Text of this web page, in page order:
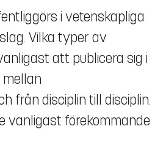
i vetenskapliga
Vilka typer av
att publicera sig i
från disciplin till disciplin.
vanligast förekommande